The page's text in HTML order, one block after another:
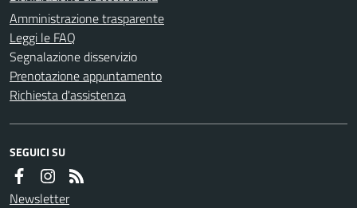
Amministrazione trasparente
Leggi le FAQ
Segnalazione disservizio
Prenotazione appuntamento
Richiesta d'assistenza
SEGUICI SU
Newsletter